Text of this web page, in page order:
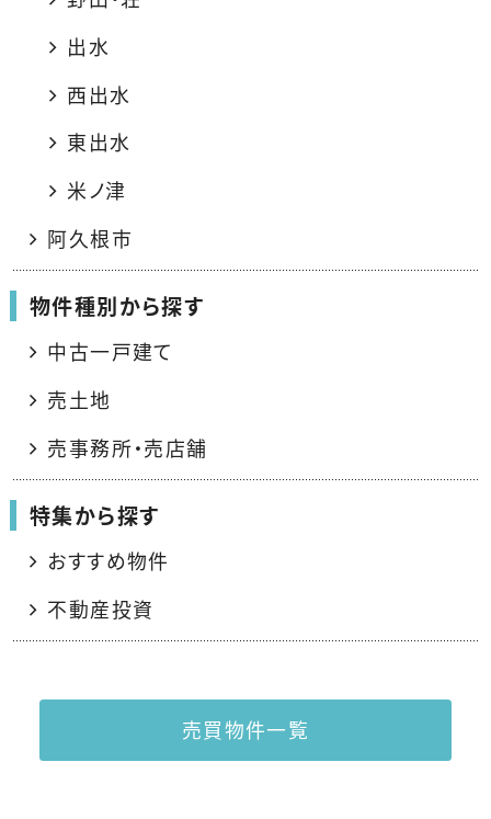
出水
西出水
東出水
米ノ津
阿久根市
物件種別から探す
中古一戸建て
売土地
売事務所・売店舗
特集から探す
おすすめ物件
不動産投資
売買物件一覧